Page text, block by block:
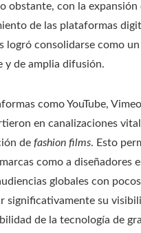
obstante, con la
de las plataformas
logró consolidarse como
y de amplia difusión.
como YouTube,
en canalizaciones
de fashion films. Esto
como a diseñadores
globales con
significativamente su
de la tecnología de